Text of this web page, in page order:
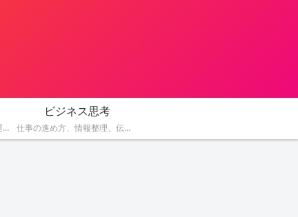
AIを活用した副業、ブログ運営、SNS発信、コンテンツ作成、収益化の方法を紹介します。
ビジネス思考
仕事の進め方、情報整理、伝え方、判断力など、AI時代に役立つビジネス思考を解説します。